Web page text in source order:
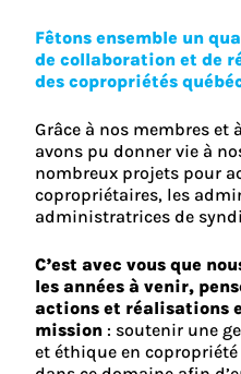
Fêtons ensemble un
de collaboration et de
des copropriétés
Grâce à nos membres et
avons pu donner vie à
nombreux projets pour
copropriétaires, les
administratrices de
C’est avec vous que
les années à venir,
actions et réalisations
mission : soutenir une
et éthique en